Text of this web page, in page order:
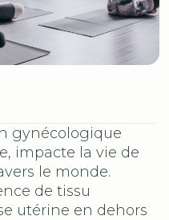
gynécologique
impacte la vie de
le monde.
de tissu
utérine en dehors